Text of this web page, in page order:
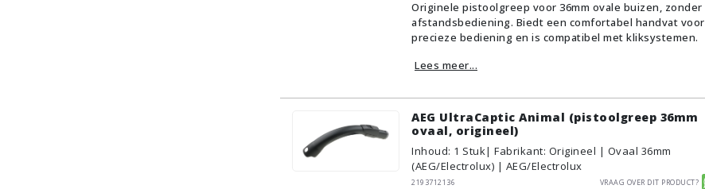
Originele pistoolgreep voor 36mm ovale buizen, zonder
afstandsbediening. Biedt een comfortabel handvat voor
precieze bediening en is compatibel met kliksystemen.
Lees meer...
AEG UltraCaptic Animal (pistoolgreep 36mm
ovaal, origineel)
Inhoud: 1 Stuk| Fabrikant: Origineel | Ovaal 36mm
(AEG/Electrolux) | AEG/Electrolux
2193712136
Vraag over dit product?